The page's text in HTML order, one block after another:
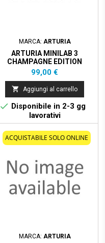
MARCA: ARTURIA
ARTURIA MINILAB 3
CHAMPAGNE EDITION
Prezzo
99,00 €
 Aggiungi al carrello
 Disponibile in 2-3 gg
lavorativi
ACQUISTABILE SOLO ONLINE
MARCA: ARTURIA